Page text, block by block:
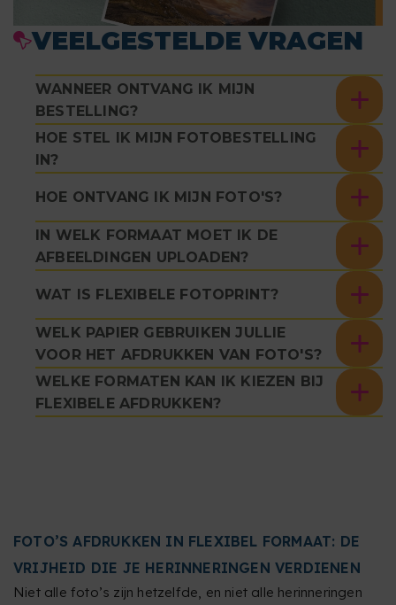
VEELGESTELDE VRAGEN
WANNEER ONTVANG IK MIJN
BESTELLING?
HOE STEL IK MIJN FOTOBESTELLING
IN?
HOE ONTVANG IK MIJN FOTO'S?
IN WELK FORMAAT MOET IK DE
AFBEELDINGEN UPLOADEN?
WAT IS FLEXIBELE FOTOPRINT?
WELK PAPIER GEBRUIKEN JULLIE
VOOR HET AFDRUKKEN VAN FOTO'S?
WELKE FORMATEN KAN IK KIEZEN BIJ
FLEXIBELE AFDRUKKEN?
FOTO’S AFDRUKKEN IN FLEXIBEL FORMAAT: DE
VRIJHEID DIE JE HERINNERINGEN VERDIENEN
Niet alle foto’s zijn hetzelfde, en niet alle herinneringen